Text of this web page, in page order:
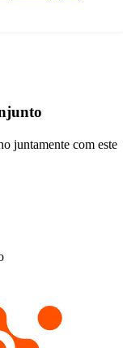
juntamente com este